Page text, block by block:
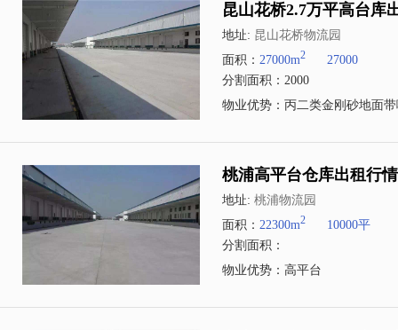
昆山花桥2.7万平高台库
地址: 昆山花桥物流园
面积： 27000m2 27000
分割面积：2000
物业优势：丙二类金刚砂地面
桃浦高平台仓库出租行
地址: 桃浦物流园
面积： 22300m2 10000平
分割面积：
物业优势：高平台